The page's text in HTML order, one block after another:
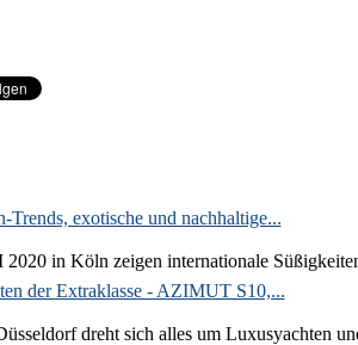
Trends, exotische und nachhaltige...
in Köln zeigen internationale
der Extraklasse - AZIMUT S10,...
dreht sich alles um Luxusyachten